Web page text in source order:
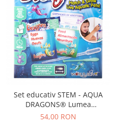
Set educativ STEM - AQUA
DRAGONS® Lumea
subacvatica - kit
54,00 RON